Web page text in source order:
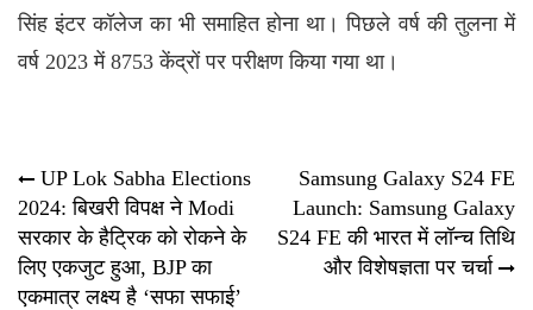
सिंह इंटर कॉलेज का भीसमाहितहोना था। पिछले वर्ष की तुलना में
वर्ष 2023 में 8753 केंद्रों पर परीक्षण किया गया था।
Post
navigation
UP Lok Sabha Elections
2024: बिखरी विपक्ष ने Modi
सरकार के हैट्रिक को रोकने के
लिए एकजुट हुआ, BJP का
एकमात्र लक्ष्य है ‘सफा सफाई’
Samsung Galaxy S24 FE
Launch: Samsung Galaxy
S24 FE की भारत में लॉन्च तिथि
और विशेषज्ञता पर चर्चा